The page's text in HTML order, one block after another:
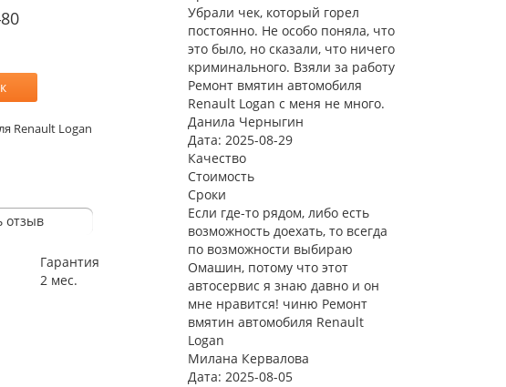
Renault Logan
отзыв
Гарантия
2 мес.
Убрали чек, который горел
постоянно. Не особо поняла, что
это было, но сказали, что ничего
криминального. Взяли за работу
Ремонт вмятин автомобиля
Renault Logan с меня не много.
Данила Черныгин
Дата: 2025-08-29
Качество
Стоимость
Сроки
Если где-то рядом, либо есть
возможность доехать, то всегда
по возможности выбираю
Омашин, потому что этот
автосервис я знаю давно и он
мне нравится! чиню Ремонт
вмятин автомобиля Renault
Logan
Милана Кервалова
Дата: 2025-08-05